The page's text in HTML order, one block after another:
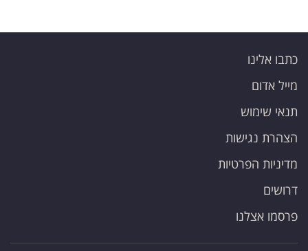
כתבו אלינו
מייל אדום
תנאי שימוש
הצהרת נגישות
מדיניות הפרטיות
דרושים
פרסמו אצלנו